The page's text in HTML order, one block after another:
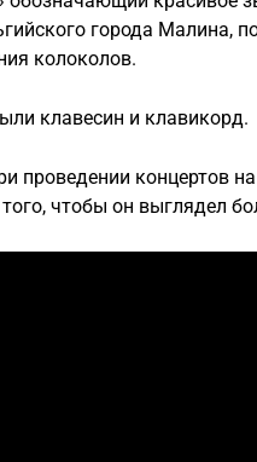
города Малина,
колоколов.
клавесин и клавикорд.
проведении концертов
чтобы он выглядел